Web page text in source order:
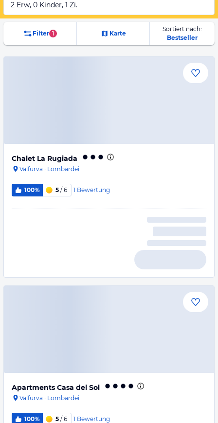
2 Erw, 0 Kinder, 1 Zi.
Filter 1 Karte
Sortiert nach:
Bestseller
Chalet La Rugiada
Valfurva · Lombardei
100% 5 / 6 1 Bewertung
Apartments Casa del Sol
Valfurva · Lombardei
100% 5 / 6 1 Bewertung